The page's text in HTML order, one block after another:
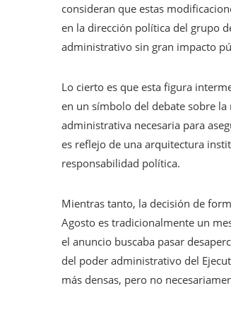
consideran que estas
en la dirección política del grupo
administrativo sin gran impacto
Lo cierto es que esta figura
en un símbolo del debate sobre la
administrativa necesaria para
es reflejo de una arquitectura
responsabilidad política.
Mientras tanto, la decisión de
Agosto es tradicionalmente un
el anuncio buscaba pasar
del poder administrativo del
más densas, pero no